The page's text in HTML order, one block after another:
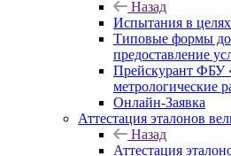
Назад
Испытания в
Типовые формы
предоставление
Прейскурант
метрологические
Онлайн-Заявка
Аттестация эталонов
Назад
Аттестация